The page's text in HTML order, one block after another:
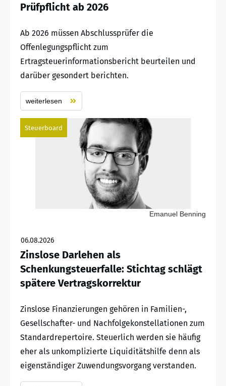
Prüfpflicht ab 2026
Ab 2026 müssen Abschlussprüfer die
Offenlegungspflicht zum
Ertragsteuerinformationsbericht beurteilen und
darüber gesondert berichten.
weiterlesen
Steuerboard
Emanuel Benning
06.08.2026
Zinslose Darlehen als
Schenkungsteuerfalle: Stichtag schlägt
spätere Vertragskorrektur
Zinslose Finanzierungen gehören in Familien-,
Gesellschafter- und Nachfolgekonstellationen zum
Standardrepertoire. Steuerlich werden sie häufig
eher als unkomplizierte Liquiditätshilfe denn als
eigenständiger Zuwendungsvorgang verstanden.